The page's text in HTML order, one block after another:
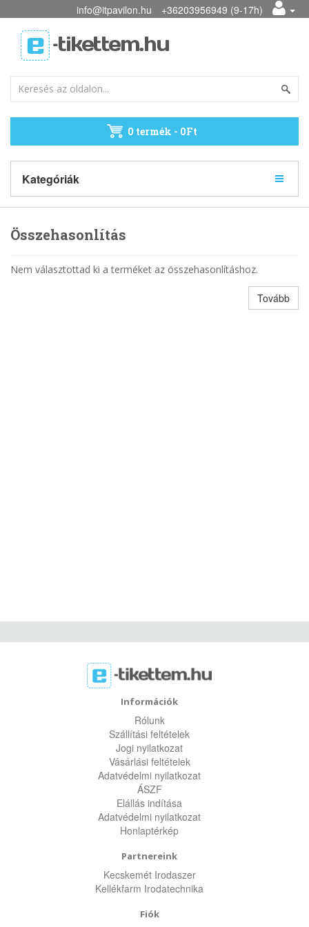
info@itpavilon.hu +36203956949 (9-17h)
0 termék - 0Ft
Kategóriák
Összehasonlítás
Nem választottad ki a terméket az összehasonlításhoz.
Tovább
Információk
Rólunk
Szállítási feltételek
Jogi nyilatkozat
Vásárlási feltételek
Adatvédelmi nyilatkozat
ÁSZF
Elállás indítása
Adatvédelmi nyilatkozat
Honlaptérkép
Partnereink
Kecskemét Irodaszer
Kellékfarm Irodatechnika
Fiók